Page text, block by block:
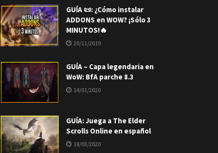
GUÍA 📜: ¿Cómo instalar
ADDONS en WOW? ¡Sólo 3
MINUTOS!🔥
20/11/2019
GUÍA – Capa legendaria en
WoW: BfA parche 8.3
14/01/2020
GUÍA: Juega a The Elder
Scrolls Online en español
18/03/2020